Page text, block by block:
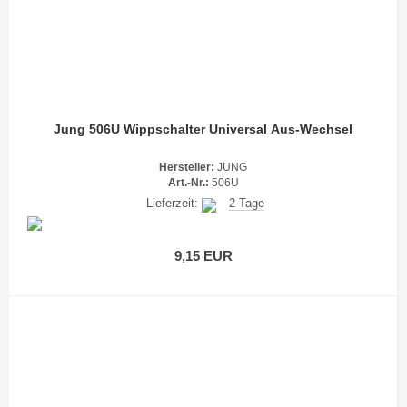
Jung 506U Wippschalter Universal Aus-Wechsel
Hersteller: JUNG
Art.-Nr.: 506U
Lieferzeit: 2 Tage
9,15 EUR